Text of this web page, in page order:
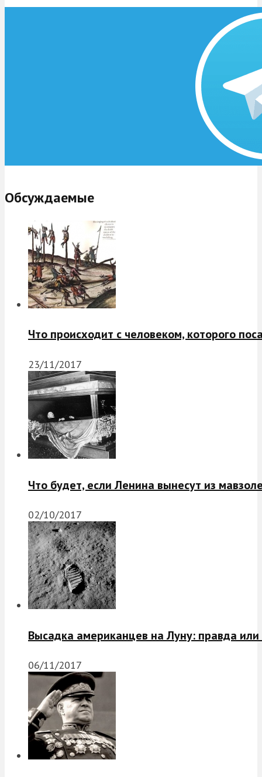
Обсуждаемые
Что происходит с человеком, которого
23/11/2017
Что будет, если Ленина вынесут из
02/10/2017
Высадка американцев на Луну: правда
06/11/2017